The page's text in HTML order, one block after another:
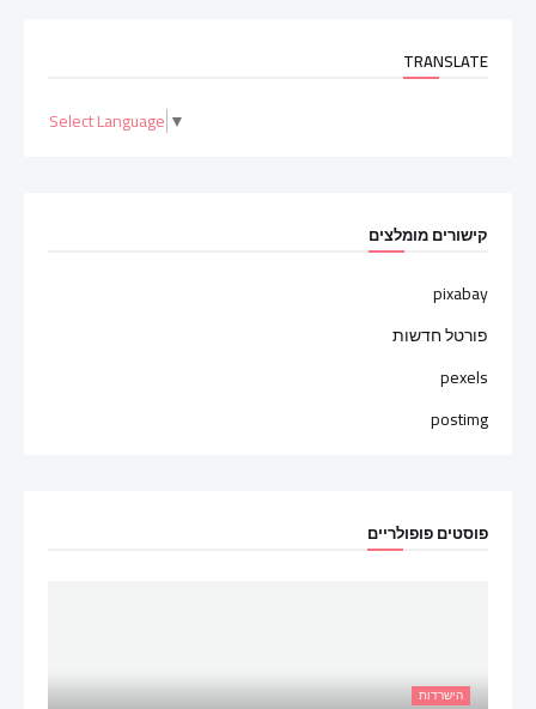
TRANSLATE
Select Language ▼
קישורים מומלצים
pixabay
פורטל חדשות
pexels
postimg
פוסטים פופולריים
הישרדות